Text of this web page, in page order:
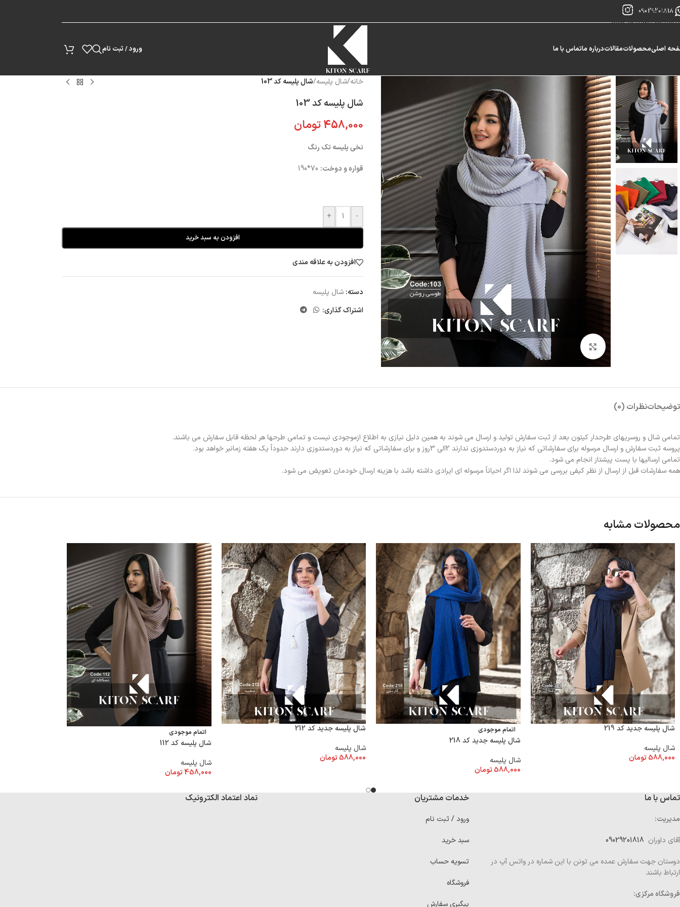
Skip to navigation
Skip to main content
09029201818
اصلیمحصولاتمقالاتدرباره ماتماس با ما ورود / ثبت نام
بزرگنمایی تصویر
خانه/شال پلیسه/شال پلیسه کد 103
شال پلیسه کد 103
458,000تومان
نخی پلیسه تک رنگ
قواره و دوخت:
-
+
افزودن به سبد خرید
افزودن به علاقه مندی
دسته: شال پلیسه
اشتراک گذاری:
توضیحاتنظرات (0)
تمامی شال و روسریهای طرحدار کیتون بعد از ثبت سفارش تولید و ارسال می شوند به همین دلیل نیازی به اطلاع ازموجودی نیست و تمامی طرحها هر لحظه قابل سفارش می باشند.
پروسه ثبت سفارش و ارسال مرسوله برای سفارشاتی که نیاز به دوردستدوزی ندارند 2الی 3روز و برای سفارشاتی که نیاز به دوردستدوزی دارند حدوداً یک هفته زمانبر خواهد بود.
تمامی ارسالیها با پست پیشتاز انجام می شود.
همه سفارشات قبل از ارسال از نظر کیفی بررسی می شوند لذا اگر احیاناً مرسوله ای ایرادی داشته باشد با هزینه ارسال خودمان تعویض می شود.
محصولات مشابه
شال پلیسه جدید کد 219
شال پلیسه
588,000تومان
اتمام موجودی
شال پلیسه جدید کد 218
شال پلیسه
588,000 تومان
شال پلیسه جدید کد 212
شال پلیسه
588,000تومان
اتمام موجودی
شال پلیسه کد 112
شال پلیسه
458,000 تومان
تماس با ما
مدیریت:
آقای داوران
دوستان جهت سفارش عمده می تونن با این شماره در واتس آپ در
ارتباط باشند
فروشگاه مرکزی:
خدمات مشتریان
ورود / ثبت نام
سبد خرید
تسویه حساب
فروشگاه
پیگیری سفارش
نماد اعتماد الکترونیک